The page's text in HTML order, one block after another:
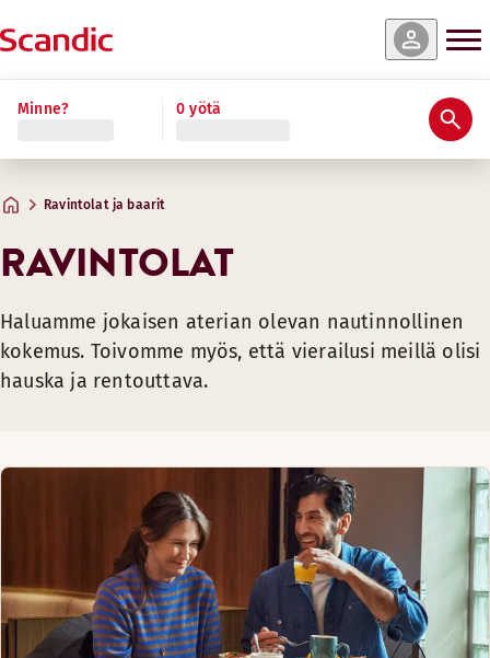
Minne? 0 yötä
Ravintolat ja baarit
RAVINTOLAT
Haluamme jokaisen aterian olevan nautinnollinen
kokemus. Toivomme myös, että vierailusi meillä olisi
hauska ja rentouttava.